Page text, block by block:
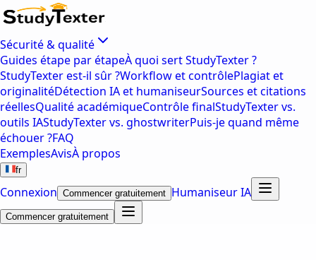
Sécurité & qualité
Guides étape par étapeÀ quoi sert StudyTexter ?
StudyTexter est-il sûr ?Workflow et contrôlePlagiat et
originalitéDétection IA et humaniseurSources et citations
réellesQualité académiqueContrôle finalStudyTexter vs.
outils IAStudyTexter vs. ghostwriterPuis-je quand même
échouer ?FAQ
ExemplesAvisÀ propos
fr
Connexion Commencer gratuitement Humaniseur IA
Commencer gratuitement